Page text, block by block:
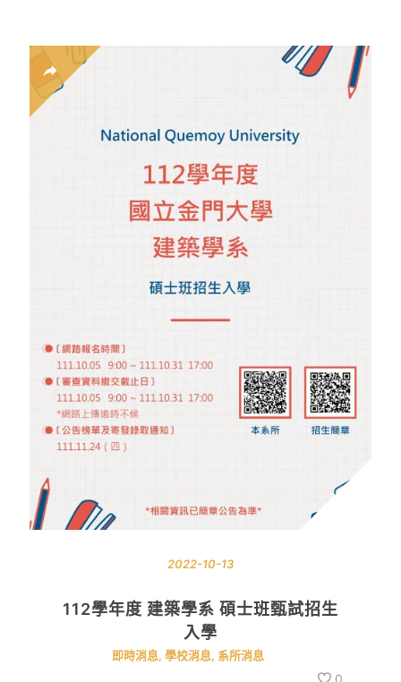
2022-10-13
112學年度 建築學系 碩士班甄試招生
入學
即時消息, 學校消息, 系所消息